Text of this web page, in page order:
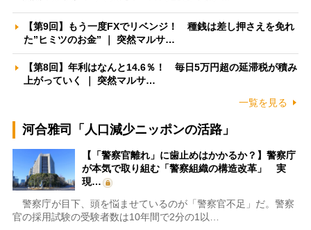
【第9回】もう一度FXでリベンジ！ 種銭は差し押さえを免れ
た”ヒミツのお金” ｜ 突然マルサ…
【第8回】年利はなんと14.6％！ 毎日5万円超の延滞税が積み
上がっていく ｜ 突然マルサ…
一覧を見る
河合雅司「人口減少ニッポンの活路」
【「警察官離れ」に歯止めはかかるか？】警察庁
が本気で取り組む「警察組織の構造改革」 実
現…
警察庁が目下、頭を悩ませているのが「警察官不足」だ。警察
官の採用試験の受験者数は10年間で2分の1以…